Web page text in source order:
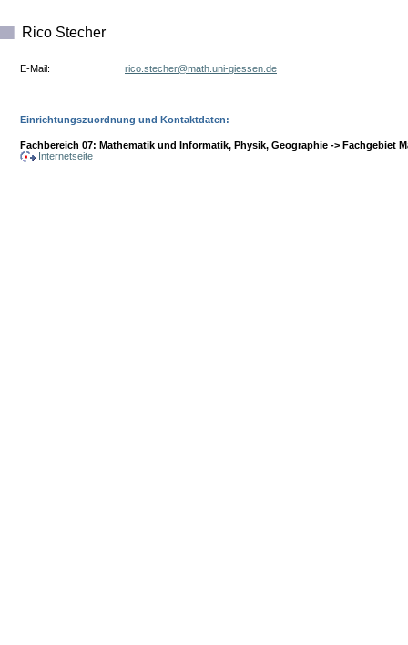
Rico Stecher
E-Mail: ed.nesseig-inu.htam@rehcets.ocir
Einrichtungszuordnung und Kontaktdaten:
Fachbereich 07: Mathematik und Informatik, Physik, Geographie -> Fachgebiet
Internetseite